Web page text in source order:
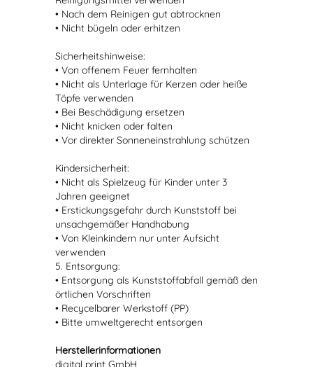
• Nach dem Reinigen gut abtrocknen
• Nicht bügeln oder erhitzen
Sicherheitshinweise:
• Von offenem Feuer fernhalten
• Nicht als Unterlage für Kerzen oder heiße
Töpfe verwenden
• Bei Beschädigung ersetzen
• Nicht knicken oder falten
• Vor direkter Sonneneinstrahlung schützen
Kindersicherheit:
• Nicht als Spielzeug für Kinder unter 3
Jahren geeignet
• Erstickungsgefahr durch Kunststoff bei
unsachgemäßer Handhabung
• Von Kleinkindern nur unter Aufsicht
verwenden
5. Entsorgung:
• Entsorgung als Kunststoffabfall gemäß den
örtlichen Vorschriften
• Recycelbarer Werkstoff (PP)
• Bitte umweltgerecht entsorgen
Herstellerinformationen
digital print GmbH